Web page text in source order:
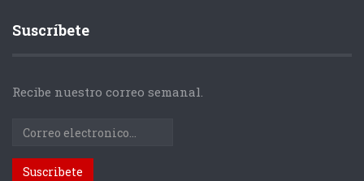
Suscríbete
Recibe nuestro correo semanal.